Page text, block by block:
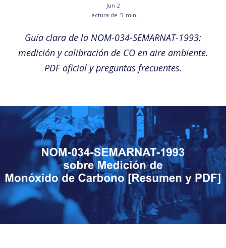
Jun 2
Lectura de 5 min.
Guía clara de la NOM-034-SEMARNAT-1993:
medición y calibración de CO en aire ambiente.
PDF oficial y preguntas frecuentes.